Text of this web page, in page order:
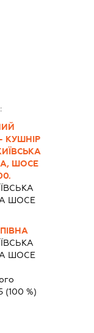
КУШНІР
ШОСЕ
ШОСЕ
ШОСЕ
(100 %)